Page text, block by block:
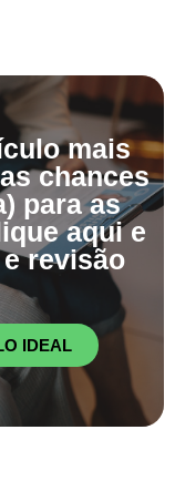
mais
chances
para as
aqui e
revisão
IDEAL